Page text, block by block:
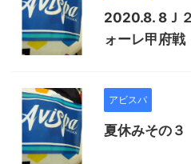
2020.8. 8Ｊ
ォーレ甲府戦
アビスパ
夏休みその３